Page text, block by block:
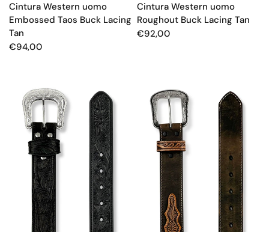
Cintura Western uomo
Embossed Taos Buck Lacing
Tan
€94,00
Cintura Western uomo
Roughout Buck Lacing Tan
€92,00